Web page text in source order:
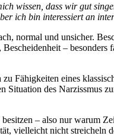
wissen, dass wir gut
ich bin interessiert an
normal und unsicher.
– besonders
Fähigkeiten eines
Situation des Narzissmus
– also nur warum
vielleicht nicht streicheln